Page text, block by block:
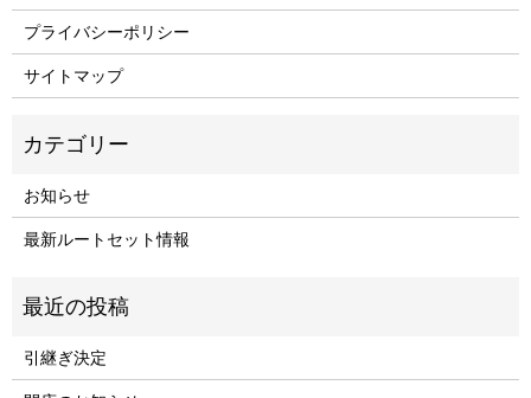
プライバシーポリシー
サイトマップ
お知らせ
最新ルートセット情報
引継ぎ決定